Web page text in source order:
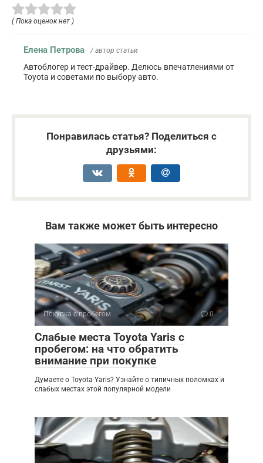
( Пока оценок нет )
Елена Петрова / автор статьи
Автоблогер и тест-драйвер. Делюсь впечатлениями от
Toyota и советами по выбору авто.
Понравилась статья? Поделиться с
друзьями:
Вам также может быть интересно
Покупка с пробегом 0
Слабые места Toyota Yaris с
пробегом: на что обратить
внимание при покупке
Думаете о Toyota Yaris? Узнайте о типичных поломках и
слабых местах этой популярной модели